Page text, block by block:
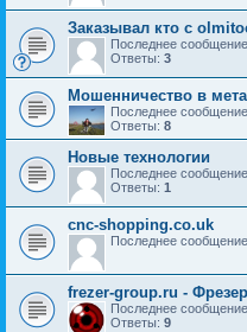
Заказывал кто с
Последнее сообщение
Ответы: 3
Мошенничество в
Последнее сообщение
Ответы: 8
Новые технологии
Последнее сообщение
Ответы: 1
cnc-shopping.co.uk
Последнее сообщение
frezer-group.ru -
Последнее сообщение
Ответы: 9